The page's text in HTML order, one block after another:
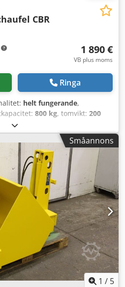
CBR
1 890 €
VB plus moms
Ringa
helt fungerande,
800 kg, tomvikt: 200
1 800 mm
skick: Ny Beskrivning: Transport
≤ 2100 kg/m3 Perfekt för
grus... Förstärkt konstruktion
för högre
LDR som tillval till vissa
Småannons
1 / 5